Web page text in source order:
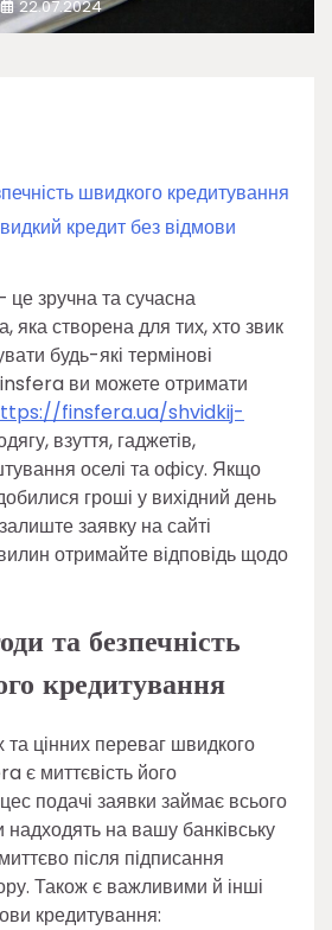
22.07.2024
швидкого кредитування
кредит без відмови
зручна та сучасна
яка створена для тих, хто звик
будь-які термінові
ви можете отримати
finsfera.ua/shvidkij-
взуття, гаджетів,
оселі та офісу. Якщо
гроші у вихідний день
заявку на сайті
отримайте відповідь щодо
та безпечність
кредитування
цінних переваг швидкого
є миттєвість його
подачі заявки займає всього
на вашу банківську
після підписання
Також є важливими й інші
кредитування: